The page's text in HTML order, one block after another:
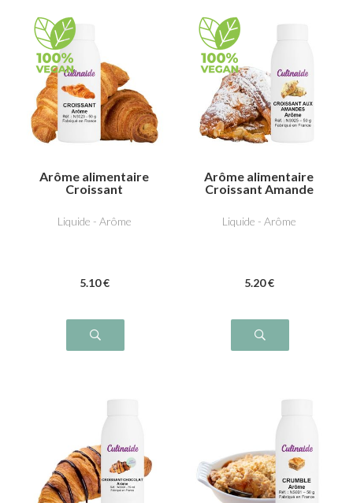
Arôme alimentaire
Croissant
Liquide - Arôme
5.10 €
Arôme alimentaire
Croissant Amande
Liquide - Arôme
5.20 €